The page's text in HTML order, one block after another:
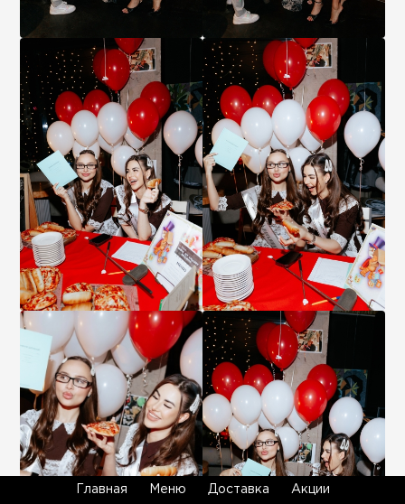
Главная Меню Доставка Акции